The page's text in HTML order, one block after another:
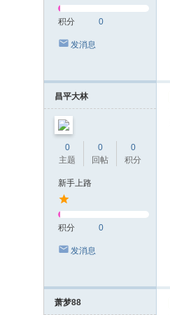
积分 0
发消息
昌平大林
0
主题
0
回帖
0
积分
新手上路
积分 0
发消息
萧梦88